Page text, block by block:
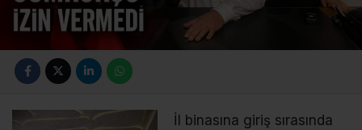
İl binasına giriş sırasında